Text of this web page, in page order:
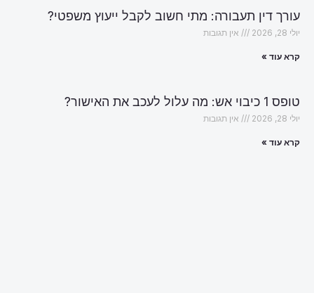
עורך דין תעבורה: מתי חשוב לקבל ייעוץ משפטי?
יולי 28, 2026 אין תגובות
קרא עוד »
טופס 1 כיבוי אש: מה עלול לעכב את האישור?
יולי 28, 2026 אין תגובות
קרא עוד »